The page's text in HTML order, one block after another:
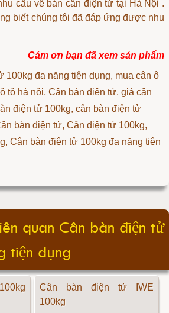
cầu về bán cân điện tử tại Hà Nội .
biết chúng tôi đã đáp ứng được nhu
Cám ơn bạn đã xem sản phẩm
100kg đa năng tiện dụng, mua cân ô
tô hà nội, Cân bàn điện tử, giá cân
điện tử 100kg, cân bàn điện tử
bàn điện tử, Cân điện tử 100kg,
Cân bàn điện tử 100kg đa năng tiện
quan Cân bàn điện tử
tiện dụng
Cân bàn điện tử IWE
100kg